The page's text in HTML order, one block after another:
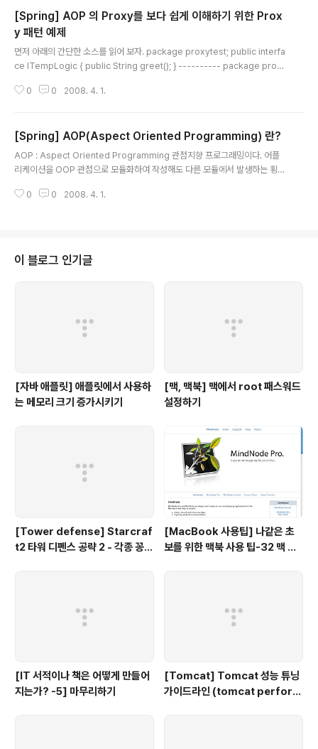
cherServlet contextConfigLocation /WEB-INF/action-servlet001.
xml 1 action *.do ----..
[Spring] AOP 의 Proxy를 보다 쉽게 이해하기 위한 Prox
y 패턴 예제
먼저 아래의 간단한 소스를 읽어 보자. package proxytest; public interfa
ce ITempLogic { public String greet(); } ---------- package proxy
c String greet() { return "Hi"; } } ---------- package proxytest; pu
ublic String greet() ..
0 0 2008. 4. 1.
[Spring] AOP(Aspect Oriented Programming) 란?
AOP : Aspect Oriented Programming 관점지향 프로그래밍이다. 어플
리케이션을 OOP 관점으로 모듈화하여 작성해도 다른 모듈에서 발생하는 횡단
의미하며, 기존의 프로그램을 최대한 수정하지 않고 원하는 부가기능을 처리하
Exception이 발생된 시점 메소드 호출 이후 시점 여기서 시점을 point cut 이
라고 하고, 포인트 컷에서 해야하는 동작을 Advice라고 한다. po..
0 0 2008. 4. 1.
이 블로그 인기글
[자바 애플릿] 애플릿에서 사용하
는 메모리 크기 증가시키기
[맥, 맥북] 맥에서 root 패스워드
설정하기
[Tower defense] Starcraf
t2 타워 디펜스 공략 2 - 각종 꽁수
[MacBook 사용팁] 나같은 초
보를 위한 맥북 사용 팁-32 맥 사
[IT 서적이나 책은 어떻게 만들어
지는가? -5] 마무리하기
[Tomcat] Tomcat 성능 튜닝
가이드라인 (tomcat perform